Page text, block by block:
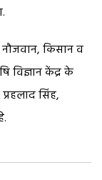
किसान व
विज्ञान केंद्र के
सिंह,